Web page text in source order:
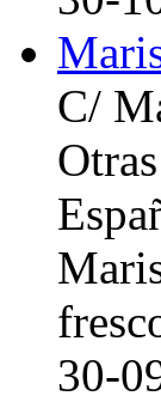
C/
30-